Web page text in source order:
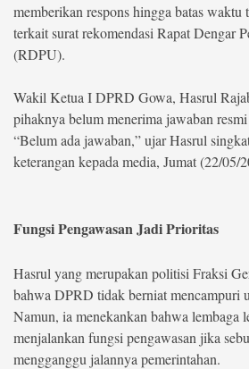
©
Copyright
2026
berita-
All
Right
Reserved
memberikan respons hingga batas
terkait surat rekomendasi Rapat Dengar
(RDPU).
Wakil Ketua I DPRD Gowa, Hasrul
pihaknya belum menerima jawaban
“Belum ada jawaban,” ujar Hasrul
keterangan kepada media, Jumat (22/05/
Fungsi Pengawasan Jadi Prioritas
Hasrul yang merupakan politisi Fraksi
bahwa DPRD tidak berniat mencampuri
Namun, ia menekankan bahwa lembaga
menjalankan fungsi pengawasan jika
mengganggu jalannya pemerintahan.